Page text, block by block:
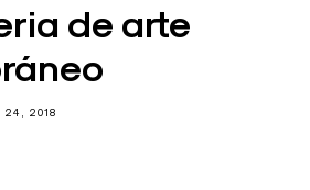
de arte
24, 2018